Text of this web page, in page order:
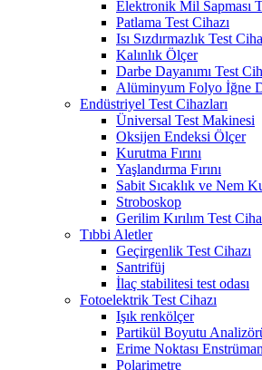
Elektronik Mil Sapması
Patlama Test Cihazı
Isı Sızdırmazlık Test
Kalınlık Ölçer
Darbe Dayanımı Test
Alüminyum Folyo İğne
Endüstriyel Test Cihazları
Üniversal Test Makinesi
Oksijen Endeksi Ölçer
Kurutma Fırını
Yaşlandırma Fırını
Sabit Sıcaklık ve Nem
Stroboskop
Gerilim Kırılım Test
Tıbbi Aletler
Geçirgenlik Test Cihazı
Santrifüj
İlaç stabilitesi test odası
Fotoelektrik Test Cihazı
Işık renkölçer
Partikül Boyutu
Erime Noktası
Polarimetre